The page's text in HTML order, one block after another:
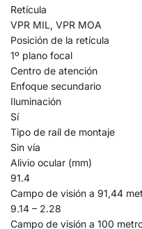
Retícula
VPR MIL, VPR MOA
Posición de la retícula
1º plano focal
Centro de atención
Enfoque secundario
Iluminación
Sí
Tipo de raíl de montaje
Sin vía
Alivio ocular (mm)
91.4
Campo de visión a 91,44
9.14 – 2.28
Campo de visión a 100